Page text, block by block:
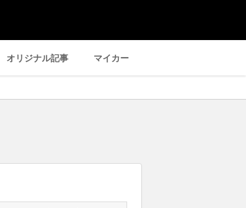
オリジナル記事 マイカー